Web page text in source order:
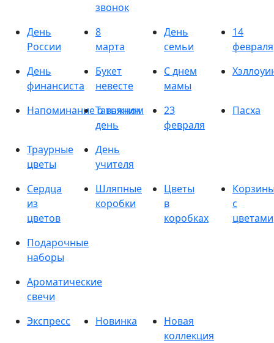
звонок
День
России
8
марта
День
семьи
14
февраля
День
финансиста
Букет
невесте
С днем
мамы
Напоминание о важном
Татьянин
день
23
февраля
Пасха
Траурные
цветы
День
учителя
Сердца
из
цветов
Шляпные
коробки
Цветы
в
коробках
с
цветами
Подарочные
наборы
Ароматические
свечи
Экспресс
Новинка
Новая
коллекция